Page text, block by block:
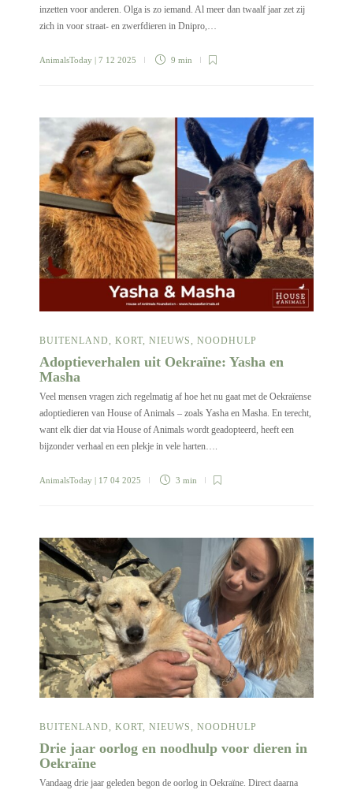
inzetten voor anderen. Olga is zo iemand. Al meer dan twaalf jaar zet zij
zich in voor straat- en zwerfdieren in Dnipro,…
AnimalsToday | 7 12 2025 9 min
BUITENLAND KORT NIEUWS NOODHULP
Adoptieverhalen uit Oekraïne: Yasha en
Masha
Veel mensen vragen zich regelmatig af hoe het nu gaat met de Oekraïense
adoptiedieren van House of Animals – zoals Yasha en Masha. En terecht,
want elk dier dat via House of Animals wordt geadopteerd, heeft een
bijzonder verhaal en een plekje in vele harten….
AnimalsToday | 17 04 2025 3 min
BUITENLAND, KORT, NIEUWS, NOODHULP
Drie jaar oorlog en noodhulp voor dieren in
Oekraïne
Vandaag drie jaar geleden begon de oorlog in Oekraïne. Direct daarna